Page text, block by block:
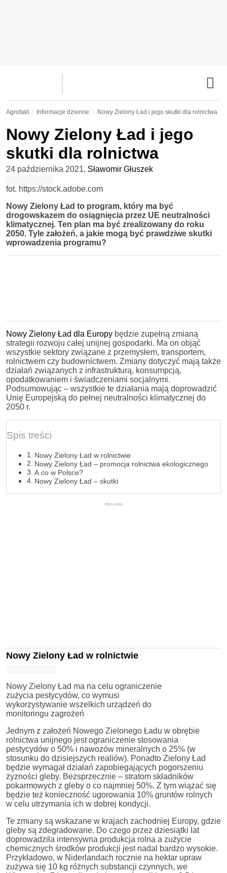
Agrofakt Informacje dzienne Nowy Zielony Ład i jego skutki dla rolnictwa
Nowy Zielony Ład i jego
skutki dla rolnictwa
24 października 2021, Sławomir Głuszek
fot. https://stock.adobe.com
Nowy Zielony Ład to program, który ma być
drogowskazem do osiągnięcia przez UE neutralności
klimatycznej. Ten plan ma być zrealizowany do roku
2050. Tyle założeń, a jakie mogą być prawdziwe skutki
wprowadzenia programu?
Nowy Zielony Ład dla Europy będzie zupełną zmianą
strategii rozwoju całej unijnej gospodarki. Ma on objąć
wszystkie sektory związane z przemysłem, transportem,
rolnictwem czy budownictwem. Zmiany dotyczyć mają także
działań związanych z infrastrukturą, konsumpcją,
opodatkowaniem i świadczeniami socjalnymi.
Podsumowując – wszystkie te działania mają doprowadzić
Unię Europejską do pełnej neutralności klimatycznej do
2050 r.
Spis treści
Nowy Zielony Ład w rolnictwie
Nowy Zielony Ład – promocja rolnictwa ekologicznego
A co w Polsce?
Nowy Zielony Ład – skutki
REKLAMA
Nowy Zielony Ład w rolnictwie
Nowy Zielony Ład ma na celu ograniczenie
zużycia pestycydów, co wymusi
wykorzystywanie wszelkich urządzeń do
monitoringu zagrożeń
Jednym z założeń Nowego Zielonego Ładu w obrębie
rolnictwa unijnego jest ograniczenie stosowania
pestycydów o 50% i nawozów mineralnych o 25% (w
stosunku do dzisiejszych realiów). Ponadto Zielony Ład
będzie wymagał działań zapobiegających pogorszeniu
żyzności gleby. Bezsprzecznie – stratom składników
pokarmowych z gleby o co najmniej 50%. Z tym wiązać się
będzie też konieczność ugorowania 10% gruntów rolnych
w celu utrzymania ich w dobrej kondycji.
Te zmiany są wskazane w krajach zachodniej Europy, gdzie
gleby są zdegradowane. Do czego przez dziesiątki lat
doprowadziła intensywna produkcja rolna a zużycie
chemicznych środków produkcji jest nadal bardzo wysokie.
Przykładowo, w Niderlandach rocznie na hektar upraw
zużywa się 10 kg różnych substancji czynnych, we